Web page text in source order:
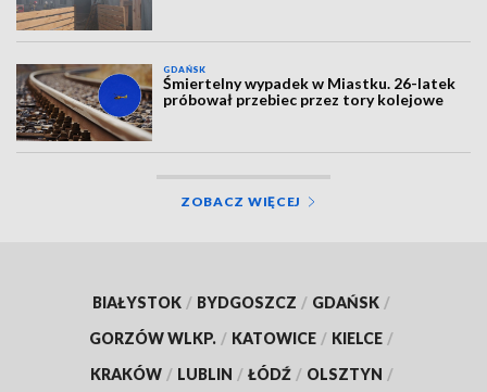
GDAŃSK
Śmiertelny wypadek w Miastku. 26-latek
próbował przebiec przez tory kolejowe
ZOBACZ WIĘCEJ
BIAŁYSTOK / BYDGOSZCZ / GDAŃSK /
GORZÓW WLKP. / KATOWICE / KIELCE /
KRAKÓW / LUBLIN / ŁÓDŹ / OLSZTYN /